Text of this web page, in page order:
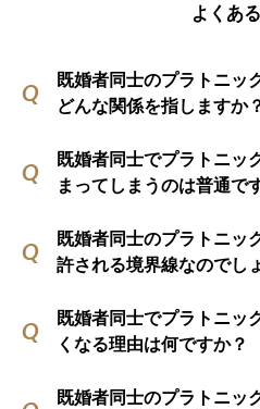
よくあ
既婚者同士のプラトニッ
どんな関係を指しますか
既婚者同士でプラトニッ
まってしまうのは普通で
既婚者同士のプラトニッ
許される境界線なのでし
既婚者同士でプラトニッ
くなる理由は何ですか？
既婚者同士のプラトニッ